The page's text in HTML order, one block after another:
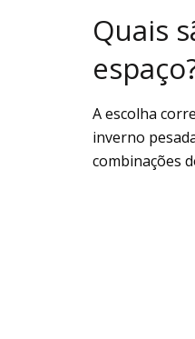
Quais
A escolha
inverno
combinações